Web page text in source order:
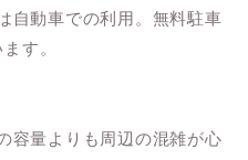
自動車での利用。無料駐車
す。
容量よりも周辺の混雑が心